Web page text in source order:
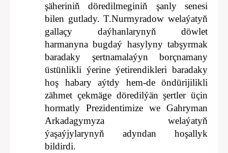
şäheriniň döredilmeginiň şanly senesi
bilen gutlady. T.Nurmyradow welaýatyň
gallaçy daýhanlarynyň döwlet
harmanyna bugdaý hasylyny tabşyrmak
baradaky şertnamalaýyn borçnamany
üstünlikli ýerine ýetirendikleri baradaky
hoş habary aýtdy hem-de öndürijilikli
zähmet çekmäge döredilýän şertler üçin
hormatly Prezidentimize we Gahryman
Arkadagymyza welaýatyň
ýaşaýjylarynyň adyndan hoşallyk
bildirdi.